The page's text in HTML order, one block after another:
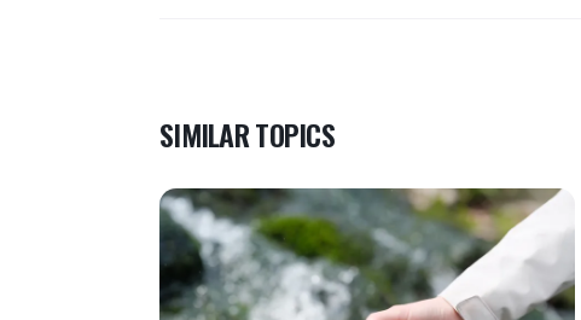
SIMILAR TOPICS